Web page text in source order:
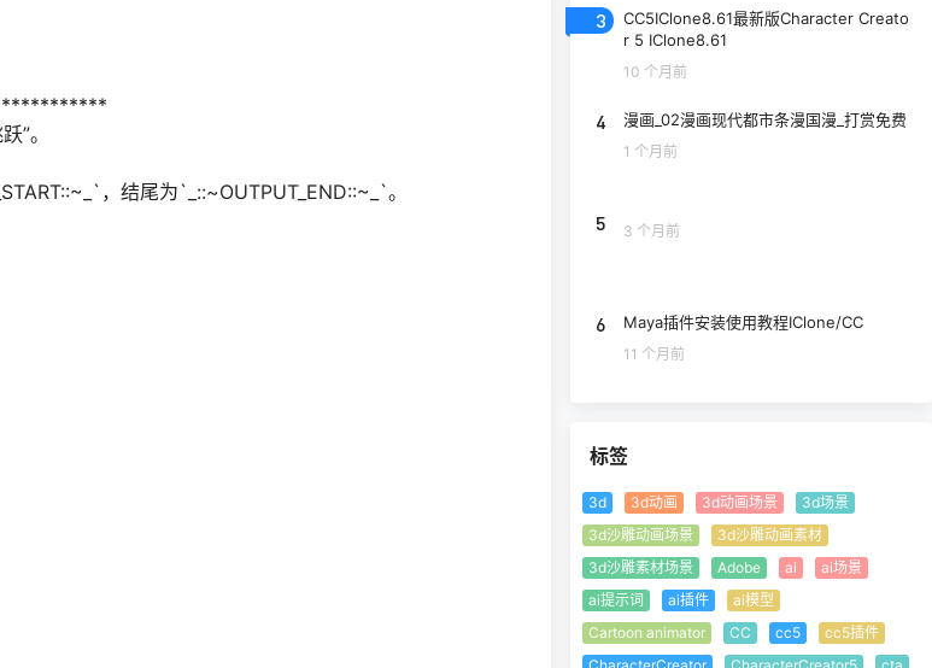
”。
，结尾为`_::~OUTPUT_END::~_`。
3
CC5IClone8.61最新版Character Creato
r 5 IClone8.61
10 个月前
4 漫画_02漫画现代都市条漫国漫_打赏免费
1 个月前
5 3 个月前
6 Maya插件安装使用教程IClone/CC
11 个月前
标签
3d 3d动画 3d动画场景
3d场景
3d沙雕动画场景
3d沙雕动画素材
3d沙雕素材场景
Adobe ai
ai场景
ai提示词
ai插件
ai模型
Cartoon animator
CC cc5
cc5插件